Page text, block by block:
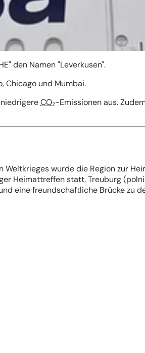
den Namen "Leverkusen".
Chicago und Mumbai.
CO₂-Emissionen aus.
wurde die Region zur
Heimattreffen statt. Treuburg
eine freundschaftliche Brücke zu